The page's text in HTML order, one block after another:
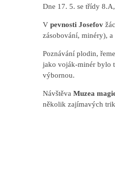
Dne 17. 5. se třídy
V pevnosti Josefov
zásobování, minéry),
Poznávání plodin,
jako voják-minér bylo
výbornou.
Návštěva Muzea
několik zajímavých